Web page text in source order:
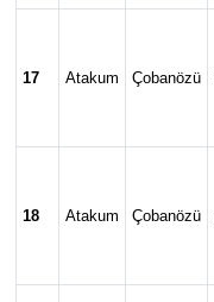
17 Atakum Çobanözü
18 Atakum Çobanözü